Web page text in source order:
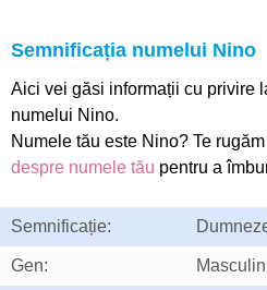
Semnificația numelui Nino
Aici vei găsi informații cu privire
numelui Nino.
Numele tău este Nino? Te
despre numele tău pentru a
Semnificație:
Gen: Masculin